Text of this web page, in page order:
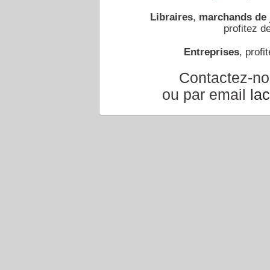
Libraires, marchands de
profitez
Entreprises,
Contactez-
ou par email